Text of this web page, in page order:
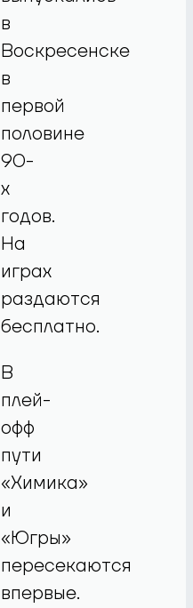
в
Воскресенске
в
первой
половине
90-
х
годов.
На
играх
раздаются
бесплатно.
В
плей-
офф
пути
«Химика»
и
«Югры»
пересекаются
впервые.